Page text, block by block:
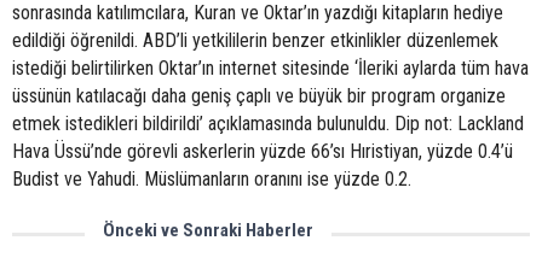
sonrasında katılımcılara, Kuran ve Oktar’ın yazdığı kitapların hediye
edildiği öğrenildi. ABD’li yetkililerin benzer etkinlikler düzenlemek
istediği belirtilirken Oktar’ın internet sitesinde ‘İleriki aylarda tüm hava
üssünün katılacağı daha geniş çaplı ve büyük bir program organize
etmek istedikleri bildirildi’ açıklamasında bulunuldu. Dip not: Lackland
Hava Üssü’nde görevli askerlerin yüzde 66’sı Hıristiyan, yüzde 0.4’ü
Budist ve Yahudi. Müslümanların oranını ise yüzde 0.2.
Önceki ve Sonraki Haberler